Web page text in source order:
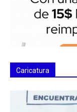
Caricatura